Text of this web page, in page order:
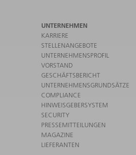
UNTERNEHMEN
KARRIERE
STELLENANGEBOTE
UNTERNEHMENSPROFIL
VORSTAND
GESCHÄFTSBERICHT
UNTERNEHMENSGRUNDSÄTZE
COMPLIANCE
HINWEISGEBERSYSTEM
SECURITY
PRESSEMITTEILUNGEN
MAGAZINE
LIEFERANTEN